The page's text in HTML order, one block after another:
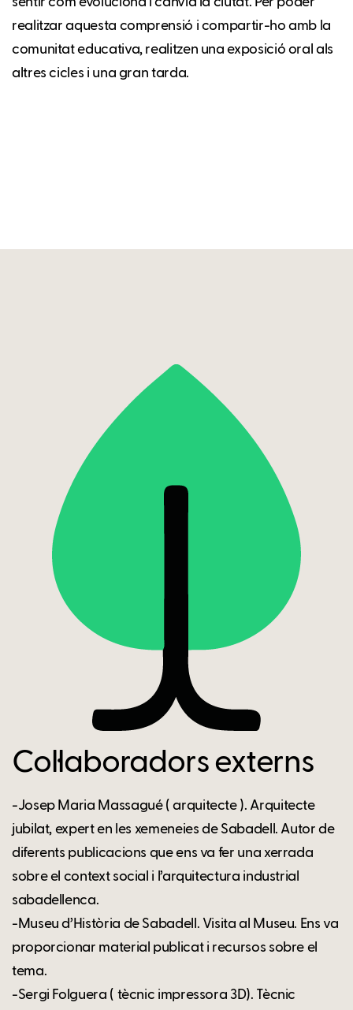
realitzar aquesta comprensió i compartir-ho amb la
comunitat educativa, realitzen una exposició oral als
altres cicles i una gran tarda.
Col·laboradors externs
-Josep Maria Massagué ( arquitecte ). Arquitecte
jubilat, expert en les xemeneies de Sabadell. Autor de
diferents publicacions que ens va fer una xerrada
sobre el context social i l’arquitectura industrial
sabadellenca.
-Museu d’Història de Sabadell. Visita al Museu. Ens va
proporcionar material publicat i recursos sobre el
tema.
-Sergi Folguera ( tècnic impressora 3D). Tècnic